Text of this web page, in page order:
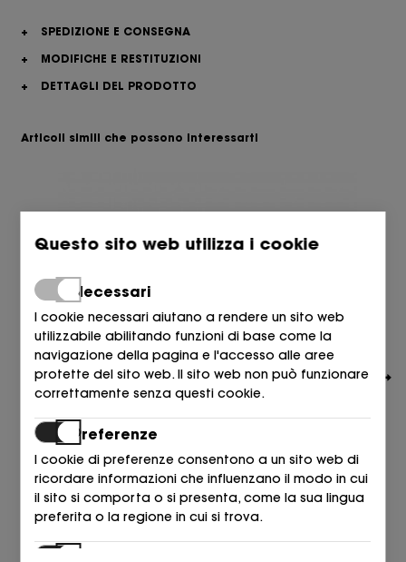
+
SPEDIZIONE E CONSEGNA
+
MODIFICHE E RESTITUZIONI
+
DETTAGLI DEL PRODOTTO
Articoli simili che possono interessarti
BOSS
SALON PIEL NEGRO 001 NERO
199,00€
Questo sito web utilizza i cookie
Necessari
I cookie necessari aiutano a rendere un sito web
utilizzabile abilitando funzioni di base come la
navigazione della pagina e l'accesso alle aree
protette del sito web. Il sito web non può funzionare
correttamente senza questi cookie.
Preferenze
I cookie di preferenze consentono a un sito web di
ricordare informazioni che influenzano il modo in cui
il sito si comporta o si presenta, come la sua lingua
preferita o la regione in cui si trova.